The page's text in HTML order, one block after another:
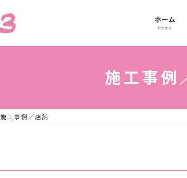
ホーム
Home
施 工 事 例
施 工 事 例 ／ 店 舗